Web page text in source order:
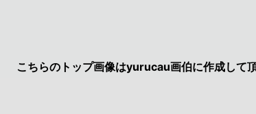
らのトップ画像はyurucau画伯に作成して頂きま